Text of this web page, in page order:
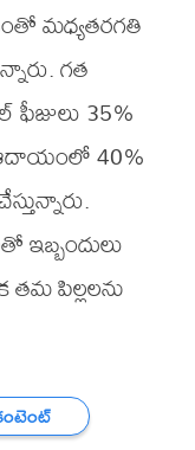
మధ్యతరగతి
గత
ఫీజులు 35%
ఆదాయంలో 40%
ఇబ్బందులు
తమ పిల్లలను